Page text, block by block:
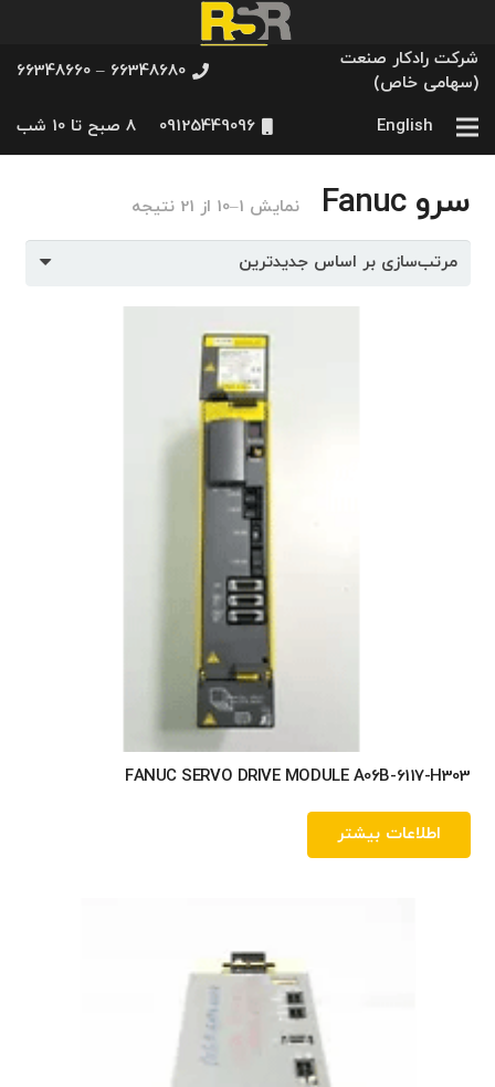
شرکت رادکار صنعت
(سهامی خاص)
66348680 – 66348660
English
09125449096 8 صبح تا 10 شب
سرو Fanuc نمایش 1–10 از 21 نتیجه
بر
FANUC SERVO DRIVE MODULE A06B-6117-H303
اطلاعات بیشتر